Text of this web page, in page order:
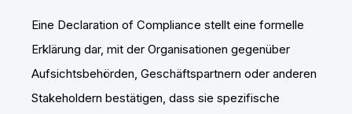
Eine Declaration of Compliance stellt eine formelle
Erklärung dar, mit der Organisationen gegenüber
Aufsichtsbehörden, Geschäftspartnern oder anderen
Stakeholdern bestätigen, dass sie spezifische